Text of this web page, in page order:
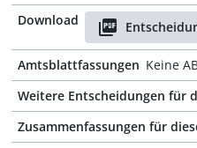
Download
Amtsblattfassungen Keine
Weitere Entscheidungen für
Zusammenfassungen für